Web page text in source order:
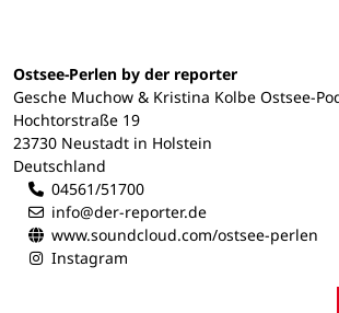
Ostsee-Perlen by der reporter
Gesche Muchow & Kristina Kolbe Ostsee-
Hochtorstraße 19
23730 Neustadt in Holstein
Deutschland
04561/51700
info@der-reporter.de
www.soundcloud.com/ostsee-perlen
Instagram